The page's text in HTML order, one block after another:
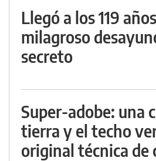
Llegó a los 119
milagroso
secreto
Super-adobe: una
tierra y el techo
original técnica de